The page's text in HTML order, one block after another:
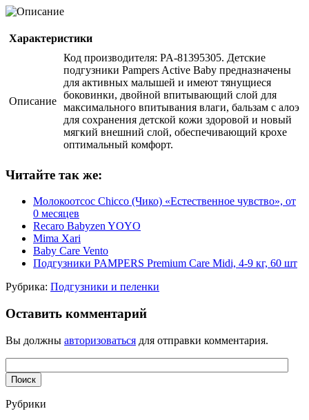
Описание
Характеристики
Описание
Код производителя: PA-81395305. Детские
подгузники Pampers Active Baby предназначены
для активных малышей и имеют тянущиеся
боковинки, двойной впитывающий слой для
максимального впитывания влаги, бальзам с алоэ
для сохранения детской кожи здоровой и новый
мягкий внешний слой, обеспечивающий крохе
оптимальный комфорт.
Читайте так же:
Молокоотсос Chicco (Чико) «Естественное чувство», от
0 месяцев
Recaro Babyzen YOYO
Mima Xari
Baby Care Vento
Подгузники PAMPERS Premium Care Midi, 4-9 кг, 60 шт
Рубрика: Подгузники и пеленки
Оставить комментарий
Вы должны авторизоваться для отправки комментария.
Рубрики